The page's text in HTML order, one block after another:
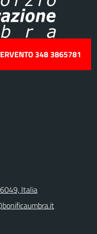
348 3865781
Italia